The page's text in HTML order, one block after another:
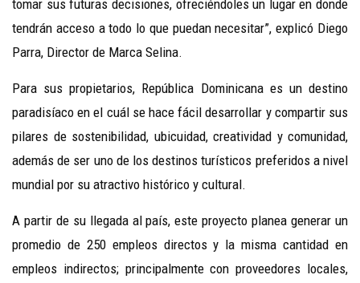
tomar sus futuras decisiones, ofreciéndoles un lugar en donde
tendrán acceso a todo lo que puedan necesitar”, explicó Diego
Parra, Director de Marca Selina.
Para sus propietarios, República Dominicana es un destino
paradisíaco en el cuál se hace fácil desarrollar y compartir sus
pilares de sostenibilidad, ubicuidad, creatividad y comunidad,
además de ser uno de los destinos turísticos preferidos a nivel
mundial por su atractivo histórico y cultural.
A partir de su llegada al país, este proyecto planea generar un
promedio de 250 empleos directos y la misma cantidad en
empleos indirectos; principalmente con proveedores locales,